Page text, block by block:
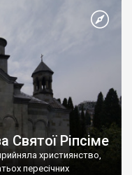
християнином.
Херсонесу Таврійського
Святої Ріпсіме
християнство,
пересічних